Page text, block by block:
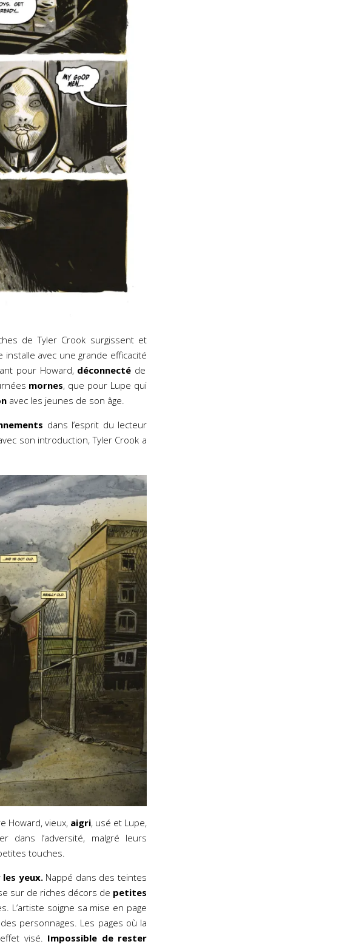
de Tyler Crook surgissent et
avec une grande efficacité
pour Howard, déconnecté de
mornes, que pour Lupe qui
avec les jeunes de son âge.
dans l’esprit du lecteur
son introduction, Tyler Crook a
Howard, vieux, aigri, usé et Lupe,
dans l’adversité, malgré leurs
touches.
yeux.Nappé dans des teintes
sur de riches décors de petites
L’artiste soigne sa mise en page
personnages. Les pages où la
visé. Impossible de rester